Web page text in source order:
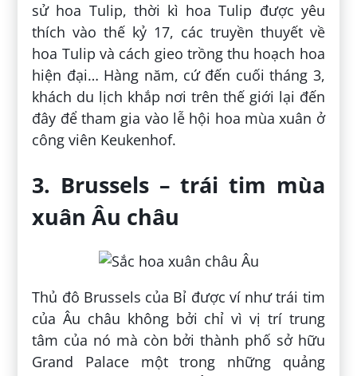
sử hoa Tulip, thời kì hoa Tulip được yêu
thích vào thế kỷ 17, các truyền thuyết về
hoa Tulip và cách gieo trồng thu hoạch hoa
hiện đại… Hàng năm, cứ đến cuối tháng 3,
khách du lịch khắp nơi trên thế giới lại đến
đây để tham gia vào lễ hội hoa mùa xuân ở
công viên Keukenhof.
3. Brussels – trái tim mùa
xuân Âu châu
Thủ đô Brussels của Bỉ được ví như trái tim
của Âu châu không bởi chỉ vì vị trí trung
tâm của nó mà còn bởi thành phố sở hữu
Grand Palace một trong những quảng